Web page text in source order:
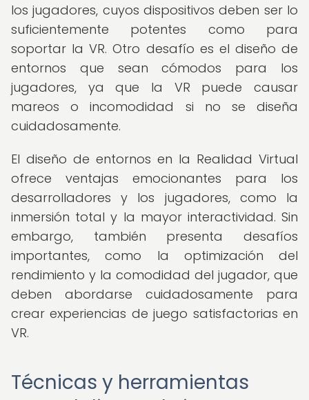
los jugadores, cuyos dispositivos deben ser lo
suficientemente potentes como para
soportar la VR. Otro desafío es el diseño de
entornos que sean cómodos para los
jugadores, ya que la VR puede causar
mareos o incomodidad si no se diseña
cuidadosamente.
El diseño de entornos en la Realidad Virtual
ofrece ventajas emocionantes para los
desarrolladores y los jugadores, como la
inmersión total y la mayor interactividad. Sin
embargo, también presenta desafíos
importantes, como la optimización del
rendimiento y la comodidad del jugador, que
deben abordarse cuidadosamente para
crear experiencias de juego satisfactorias en
VR.
Técnicas y herramientas